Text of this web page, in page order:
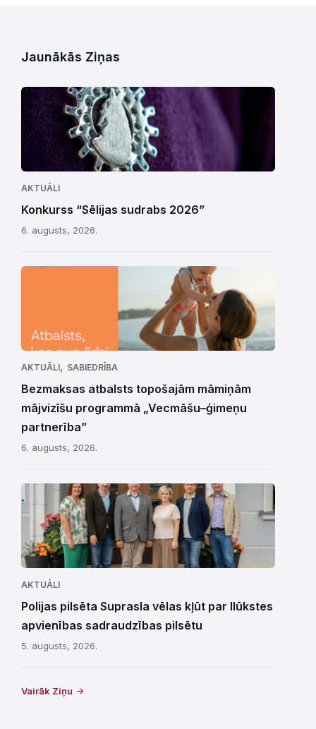
Jaunākās Ziņas
AKTUĀLI
Konkurss “Sēlijas sudrabs 2026”
6. augusts, 2026.
AKTUĀLI, SABIEDRĪBA
Bezmaksas atbalsts topošajām māmiņām
mājvizīšu programmā „Vecmāšu–ģimeņu
partnerība”
6. augusts, 2026.
AKTUĀLI
Polijas pilsēta Suprasla vēlas kļūt par Ilūkstes
apvienības sadraudzības pilsētu
5. augusts, 2026.
Vairāk Ziņu